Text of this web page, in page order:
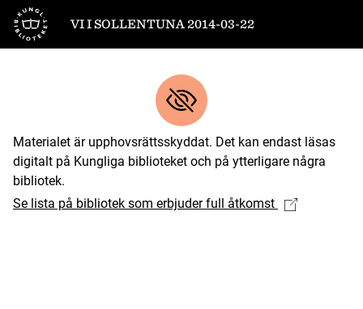
Till startsidan
VI I SOLLENTUNA 2014-03-22
Materialet är upphovsrättsskyddat. Det kan endast läsas
digitalt på Kungliga biblioteket och på ytterligare några
bibliotek.
Se lista på bibliotek som erbjuder full åtkomst